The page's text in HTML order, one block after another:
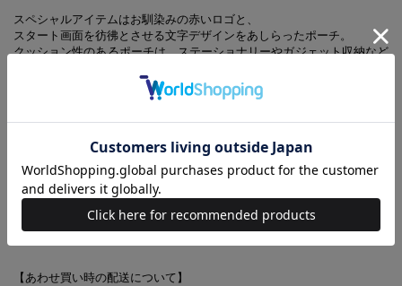
スペシャルアイテムはお馴染みの赤いロゴと、
スタート画面を彷彿とさせる文字デザインをあしらったポーチ。
クッション性のあるポーチは、ステーショナリーやガジェット収納など
内ポケットも充実した機能性抜群のポーチです。
ターイラストを特別に掲載。さらに「ウィザードリィ」に影響を受けた
人気作家・蝸牛くも氏と伏瀬氏のスペシャルインタビューも。
(C) Drecom Co.,Ltd.
Wizardry™ is a trademark of Drecom Co.,Ltd.
【あわせ買い時の配送について】